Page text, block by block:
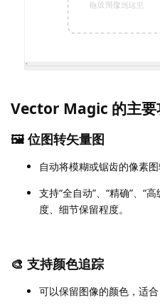
Vector Magic 的主要
🖼️ 位图转矢量图
自动将模糊或锯齿的像素图
支持“全自动”、“精确”、“
度、细节保留程度。
🎨 支持颜色追踪
可以保留图像的颜色，适合